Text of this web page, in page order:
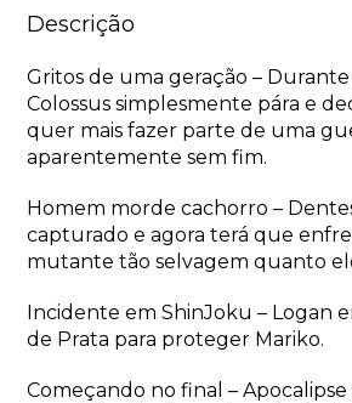
Descrição
Gritos de uma geração –
Colossus simplesmente pára e
quer mais fazer parte de uma
aparentemente sem fim.
Homem morde cachorro –
capturado e agora terá que
mutante tão selvagem quanto
Incidente em ShinJoku – Logan
de Prata para proteger Mariko.
Começando no final –